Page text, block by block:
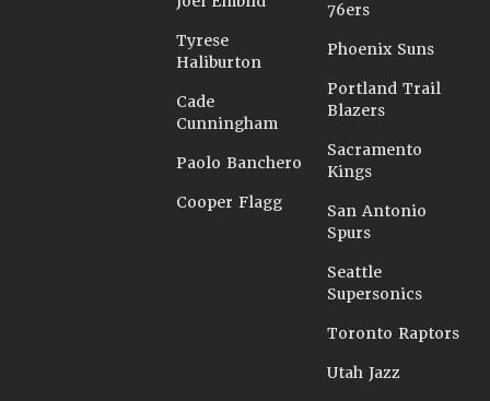
Tyrese
Haliburton
Cade
Cunningham
Paolo Banchero
Cooper Flagg
76ers
Phoenix Suns
Portland Trail
Blazers
Sacramento
Kings
San Antonio
Spurs
Seattle
Supersonics
Toronto Raptors
Utah Jazz